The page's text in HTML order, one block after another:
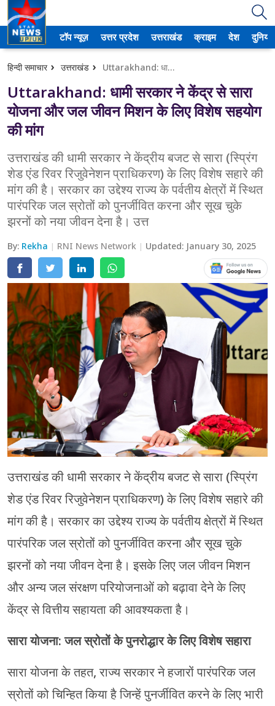
टॉप न्यूज़ उत्तर प्रदेश उत्तराखंड क्राइम देश दुनिया
हिन्दी समाचार उत्तराखंड Uttarakhand: धामी सरकार ने केंद्र से सारा योजना और जल जीवन मिशन के लिए विशेष सहयोग की मांग
Uttarakhand: धामी सरकार ने केंद्र से सारा
योजना और जल जीवन मिशन के लिए विशेष सहयोग
की मांग
उत्तराखंड की धामी सरकार ने केंद्रीय बजट से सारा (स्प्रिंग
शेड एंड रिवर रिजुवेनेशन प्राधिकरण) के लिए विशेष सहारे की
मांग की है। सरकार का उद्देश्य राज्य के पर्वतीय क्षेत्रों में स्थित
पारंपरिक जल स्रोतों को पुनर्जीवित करना और सूख चुके
झरनों को नया जीवन देना है। उत्त
By: Rekha RNI News Network Updated: January 30, 2025
उत्तराखंड की धामी सरकार ने केंद्रीय बजट से सारा (स्प्रिंग
शेड एंड रिवर रिजुवेनेशन प्राधिकरण) के लिए विशेष सहारे की
मांग की है। सरकार का उद्देश्य राज्य के पर्वतीय क्षेत्रों में स्थित
पारंपरिक जल स्रोतों को पुनर्जीवित करना और सूख चुके
झरनों को नया जीवन देना है। इसके लिए जल जीवन मिशन
और अन्य जल संरक्षण परियोजनाओं को बढ़ावा देने के लिए
केंद्र से वित्तीय सहायता की आवश्यकता है।
सारा योजना: जल स्रोतों के पुनरोद्धार के लिए विशेष सहारा
सारा योजना के तहत, राज्य सरकार ने हजारों पारंपरिक जल
स्रोतों को चिन्हित किया है जिन्हें पुनर्जीवित करने के लिए भारी
उत्तर प्रदेश
आगरा
कानपुर
प्रयागराज
मेरठ
लखनऊ
उत्तराखंड
अल्मोड़ा
चंपावत
चमोली
देहरादून
नैनीताल
बागेश्वर
हरिद्वार